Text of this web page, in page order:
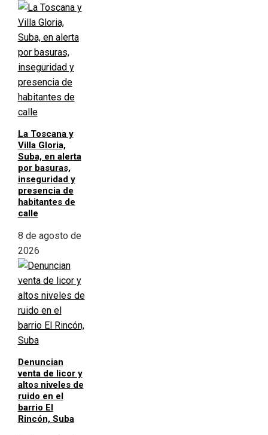
La Toscana y
Villa Gloria,
Suba, en alerta
por basuras,
inseguridad y
presencia de
habitantes de
calle
8 de agosto de
2026
Denuncian
venta de licor y
altos niveles de
ruido en el
barrio El
Rincón, Suba